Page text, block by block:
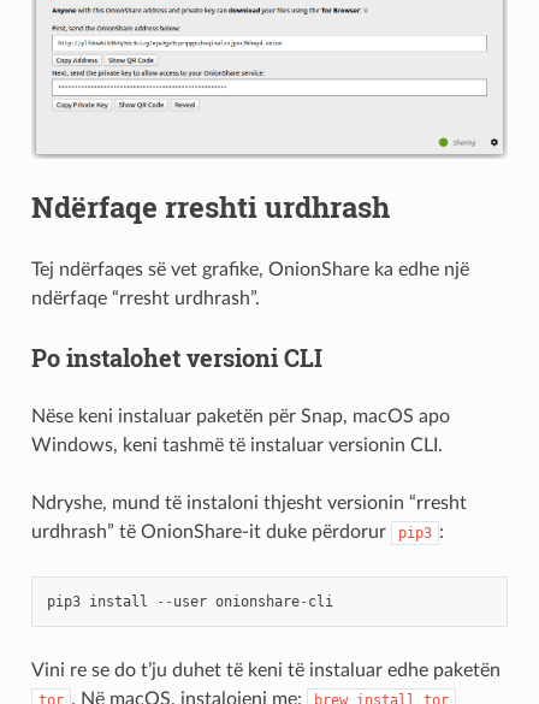
Ndërfaqe rreshti urdhrash
Tej ndërfaqes së vet grafike, OnionShare ka edhe një
ndërfaqe “rresht urdhrash”.
Po instalohet versioni CLI
Nëse keni instaluar paketën për Snap, macOS apo
Windows, keni tashmë të instaluar versionin CLI.
Ndryshe, mund të instaloni thjesht versionin “rresht
urdhrash” të OnionShare-it duke përdorur
pip3 :
pip3 install -- user onionshare- cli
Vini re se do t’ju duhet të keni të instaluar edhe paketën
tor . Në macOS, instalojeni me: brew install tor